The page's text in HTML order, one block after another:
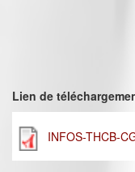
Lien de
INFOS-THCB-